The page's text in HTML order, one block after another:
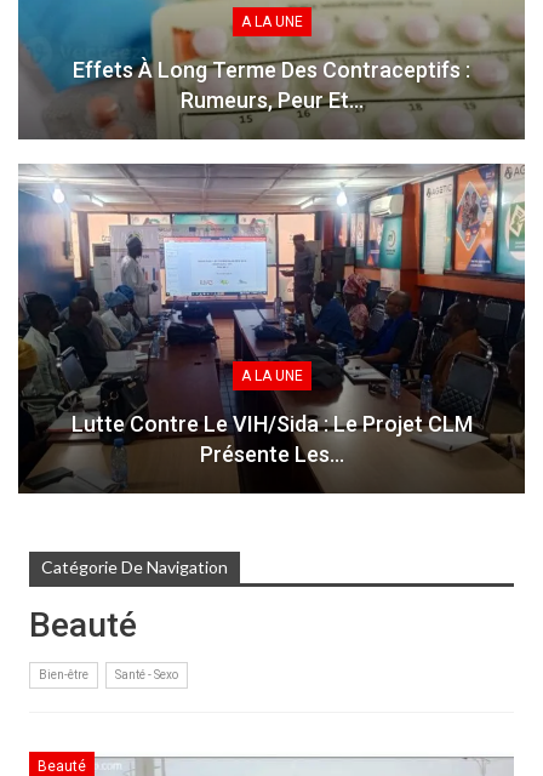
A LA UNE
Effets À Long Terme Des Contraceptifs :
Rumeurs, Peur Et…
A LA UNE
Lutte Contre Le VIH/Sida : Le Projet CLM
Présente Les…
Catégorie De Navigation
Beauté
Bien-être Santé - Sexo
Beauté